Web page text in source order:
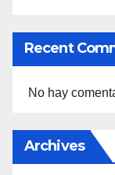
Recent
No hay
Archives